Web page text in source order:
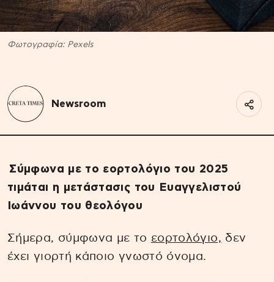
Φωτογραφία: Pexels
Newsroom
Σύμφωνα με το εορτολόγιο του 2025
τιμάται η μετάστασις του Ευαγγελιστού
Ιωάννου του θεολόγου
Σήμερα, σύμφωνα με το εορτολόγιο, δεν
έχει γιορτή κάποιο γνωστό όνομα.